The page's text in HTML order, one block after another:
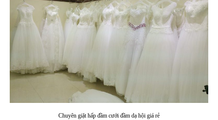
Chuyên giặt hấp đầm cưới đầm dạ hội giá rẻ